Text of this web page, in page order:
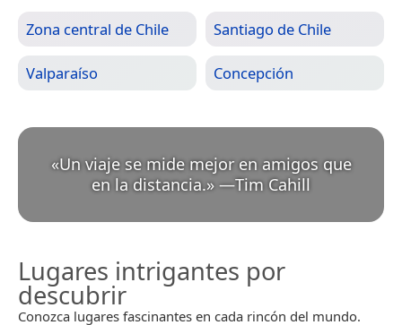
Zona central de Chile Santiago de Chile
Valparaíso Concepción
«Un viaje se mide mejor en amigos que
en la distancia.» —Tim Cahill
Lugares intrigantes por
descubrir
Conozca lugares fascinantes en cada rincón del mundo.